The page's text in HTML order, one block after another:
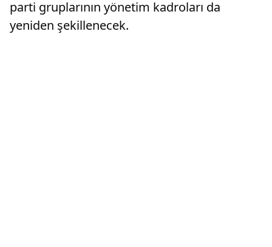
parti gruplarının yönetim kadroları da
yeniden şekillenecek.